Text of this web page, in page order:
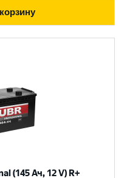
(145 Ач, 12 V) R+